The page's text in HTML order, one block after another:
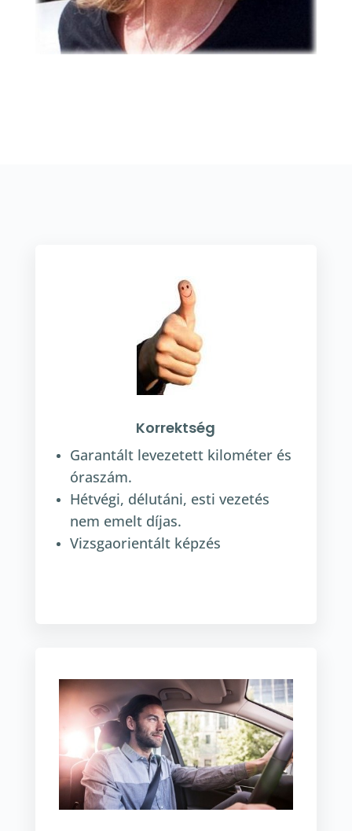
Korrektség
Garantált levezetett kilométer és
óraszám.
Hétvégi, délutáni, esti vezetés
nem emelt díjas.
Vizsgaorientált képzés